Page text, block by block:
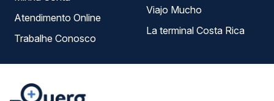
Atendimento Online
Trabalhe Conosco
Viajo Mucho
La terminal Costa Rica